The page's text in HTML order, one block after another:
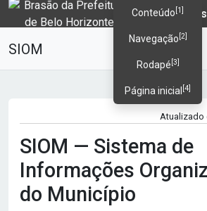
Conteúdo [1]
Navegação [2]
Rodapé [3]
Página inicial [4]
PBH
SIOM
Atualizado
SIOM — Sistema de
Informações
do Município